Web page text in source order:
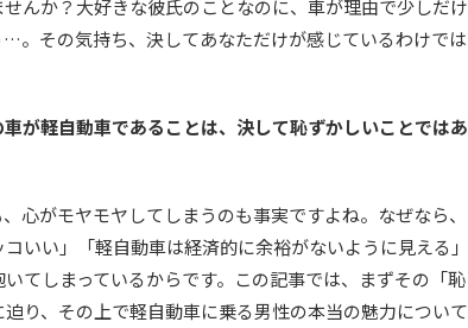
んか？大好きな彼氏のことなのに、車が理由で少しだけ
。その気持ち、決してあなただけが感じているわけでは
が軽自動車であることは、決して恥ずかしいことではあ
心がモヤモヤしてしまうのも事実ですよね。なぜなら、
いい」「軽自動車は経済的に余裕がないように見える」
てしまっているからです。この記事では、まずその「恥
り、その上で軽自動車に乗る男性の本当の魅力について